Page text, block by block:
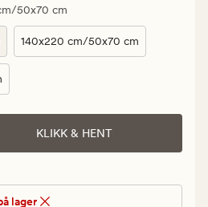
50x70 cm
140x220 cm/50x70 cm
KLIKK & HENT
lager